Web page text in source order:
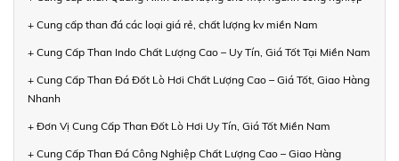
+ Cung cấp than đá các loại giá rẻ, chất lượng kv miền Nam
+ Cung Cấp Than Indo Chất Lượng Cao – Uy Tín, Giá Tốt Tại Miền Nam
+ Cung Cấp Than Đá Đốt Lò Hơi Chất Lượng Cao – Giá Tốt, Giao Hàng
Nhanh
+ Đơn Vị Cung Cấp Than Đốt Lò Hơi Uy Tín, Giá Tốt Miền Nam
+ Cung Cấp Than Đá Công Nghiệp Chất Lượng Cao – Giao Hàng